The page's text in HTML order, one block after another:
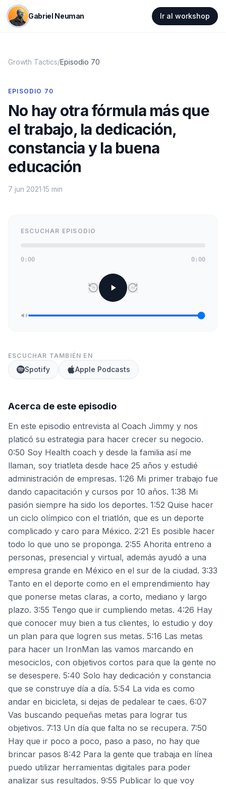
Gabriel Neuman Ir al workshop
Growth Tactics/Episodio 70
EPISODIO 70
No hay otra fórmula más que
el trabajo, la dedicación,
constancia y la buena
educación
7 jun 2021·15 min
ESCUCHAR EPISODIO
0:00 0:00
15 30
ESCUCHAR TAMBIÉN EN
Spotify Apple Podcasts
Acerca de este episodio
En este episodio entrevista al Coach Jimmy y nos
platicó su estrategia para hacer crecer su negocio.
0:50 Soy Health coach y desde la familia así me
llaman, soy triatleta desde hace 25 años y estudié
administración de empresas. 1:26 Mi primer trabajo fue
dando capacitación y cursos por 10 años. 1:38 Mi
pasión siempre ha sido los deportes. 1:52 Quise hacer
un ciclo olímpico con el triatlón, que es un deporte
complicado y caro para México. 2:21 Es posible hacer
todo lo que uno se proponga. 2:55 Ahorita entreno a
personas, presencial y virtual, además ayudó a una
empresa grande en México en el sur de la ciudad. 3:33
Tanto en el deporte como en el emprendimiento hay
que ponerse metas claras, a corto, mediano y largo
plazo. 3:55 Tengo que ir cumpliendo metas. 4:26 Hay
que conocer muy bien a tus clientes, lo estudio y doy
un plan para que logren sus metas. 5:16 Las metas
para hacer un IronMan las vamos marcando en
mesociclos, con objetivos cortos para que la gente no
se desespere. 5:40 Solo hay dedicación y constancia
que se construye día a día. 5:54 La vida es como
andar en bicicleta, si dejas de pedalear te caes. 6:07
Vas buscando pequeñas metas para lograr tus
objetivos. 7:13 Un día que falta no se recupera. 7:50
Hay que ir poco a poco, paso a paso, no hay que
brincar pasos 8:42 Para la gente que trabaja en línea
puedo utilizar herramientas digitales para poder
analizar sus resultados. 9:55 Publicar lo que voy